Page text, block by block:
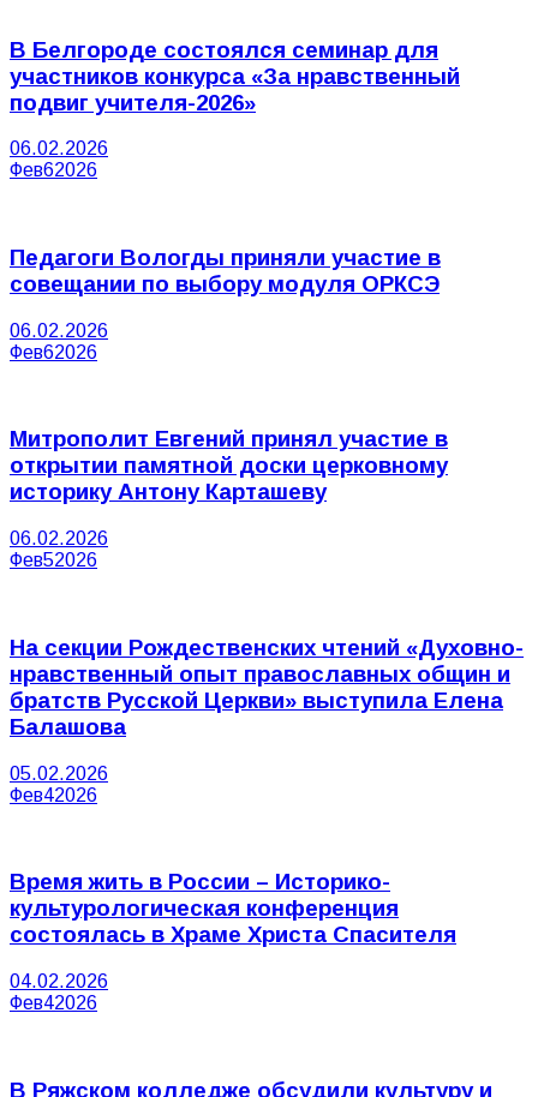
В Белгороде состоялся семинар для
участников конкурса «За нравственный
подвиг учителя-2026»
06.02.2026
Фев62026
Педагоги Вологды приняли участие в
совещании по выбору модуля ОРКСЭ
06.02.2026
Фев62026
Митрополит Евгений принял участие в
открытии памятной доски церковному
историку Антону Карташеву
06.02.2026
Фев52026
На секции Рождественских чтений «Духовно-
нравственный опыт православных общин и
братств Русской Церкви» выступила Елена
Балашова
05.02.2026
Фев42026
Время жить в России – Историко-
культурологическая конференция
состоялась в Храме Христа Спасителя
04.02.2026
Фев42026
В Ряжском колледже обсудили культуру и